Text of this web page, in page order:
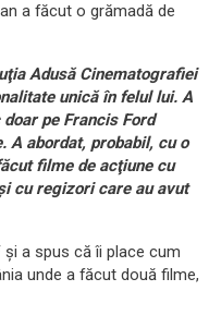
a făcut o grămadă de
Adusă Cinematografiei
unică în felul lui. A
pe Francis Ford
A abordat, probabil, cu o
filme de acţiune cu
cu regizori care au avut
şi a spus că îi place cum
unde a făcut două filme,